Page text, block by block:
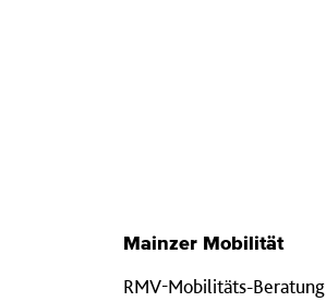
Mainzer Mobilität
RMV-Mobilitäts-Beratung